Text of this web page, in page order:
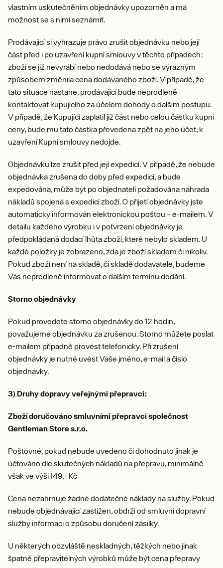
vlastním uskutečněním objednávky upozorněn a má
možnost se s nimi seznámit.
Prodávající si vyhrazuje právo zrušit objednávku nebo její
část před i po uzavření kupní smlouvy v těchto případech:
zboží se již nevyrábí nebo nedodává nebo se výrazným
způsobem změnila cena dodávaného zboží. V případě, že
tato situace nastane, prodávající bude neprodleně
kontaktovat kupujícího za účelem dohody o dalším postupu.
V případě, že Kupující zaplatil již část nebo celou částku kupní
ceny, bude mu tato částka převedena zpět na jeho účet, k
uzavření Kupní smlouvy nedojde.
Objednávku lze zrušit před její expedicí. V případě, že nebude
objednávka zrušena do doby před expedicí, a bude
expedována, může být po objednateli požadována náhrada
nákladů spojená s expedicí zboží. O přijetí objednávky jste
automaticky informován elektronickou poštou – e-mailem. V
detailu každého výrobku i v potvrzení objednávky je
předpokládaná dodací lhůta zboží, které nebylo skladem. U
každé položky je zobrazeno, zda je zboží skladem či nikoliv.
Pokud zboží není na skladě, či skladě dodavatele, budeme
Vás neprodleně informovat o dalším termínu dodání.
Storno objednávky
Pokud provedete storno objednávky do 12 hodin,
považujeme objednávku za zrušenou. Storno můžete poslat
e-mailem případně provést telefonicky. Při zrušení
objednávky je nutné uvést Vaše jméno, e-mail a číslo
objednávky.
3) Druhy dopravy veřejnými přepravci:
Zboží doručováno smluvními přepravci společnost
Gentleman Store s.r.o.
Poštovné, pokud nebude uvedeno či dohodnuto jinak je
účtováno dle skutečných nákladů na přepravu, minimálně
však ve výši 149,- Kč
Cena nezahrnuje žádné dodatečné náklady na služby. Pokud
nebude objednávající zastižen, obdrží od smluvní dopravní
služby informaci o způsobu doručení zásilky.
U některých obzvláště neskladných, těžkých nebo jinak
špatně přepravitelných výrobků může být cena přepravy